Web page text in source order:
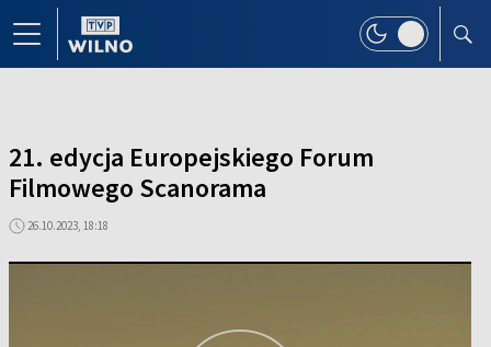
21. edycja Europejskiego Forum
Filmowego Scanorama
26.10.2023, 18:18